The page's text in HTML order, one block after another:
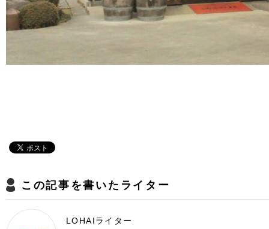
この記事を書いたライター
LOHAIライター